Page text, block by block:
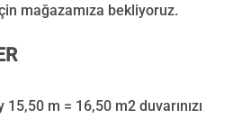
mağazamıza bekliyoruz.
m = 16,50 m2 duvarınızı